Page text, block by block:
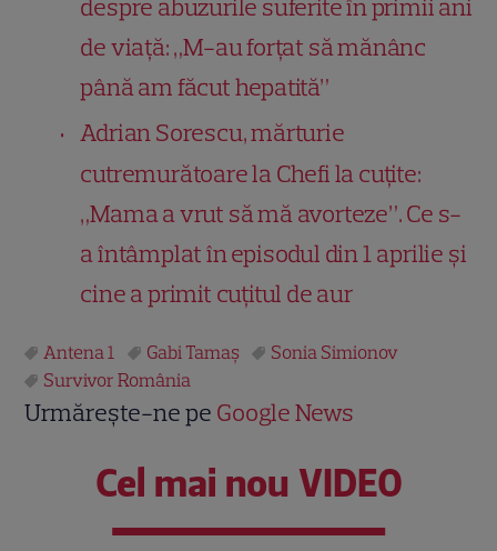
despre abuzurile suferite în primii ani
de viață: „M-au forțat să mănânc
până am făcut hepatită”
Adrian Sorescu, mărturie
cutremurătoare la Chefi la cuțite:
„Mama a vrut să mă avorteze”. Ce s-
a întâmplat în episodul din 1 aprilie și
cine a primit cuțitul de aur
Antena 1 Gabi Tamaș
Sonia Simionov
Survivor România
Urmărește-ne pe Google News
Cel mai nou VIDEO